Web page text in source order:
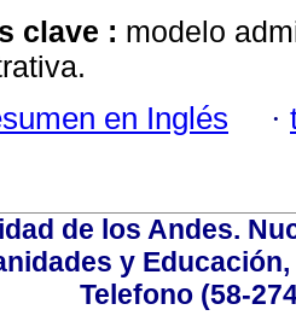
clave : modelo
en Inglés ·
de los Andes.
y
Telefono (58-